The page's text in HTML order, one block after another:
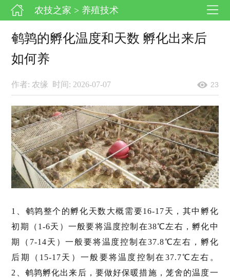
农技之家 > 养殖技术
鹌鹑的孵化温度和天数 孵化出来后
如何养
作者: 农缘 时间: 2026-07-07 23
1、鹌鹑整个的孵化天数大概需要16-17天，其中孵化
初期（1-6天）一般要将温度控制在38℃左右，孵化中
期（7-14天）一般要将温度控制在37.8℃左右，孵化
后期（15-17天）一般要将温度控制在37.7℃左右。
2、鹌鹑孵化出来后，要做好保暖措施，笼舍的温度一